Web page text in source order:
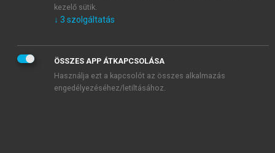
KIPRÓBÁLOM
kezelő sütik.
↓ 3 szolgáltatás
ÖSSZES APP ÁTKAPCSOLÁSA
Használja ezt a kapcsolót az összes alkalmazás
engedélyezéséhez/letiltásához.